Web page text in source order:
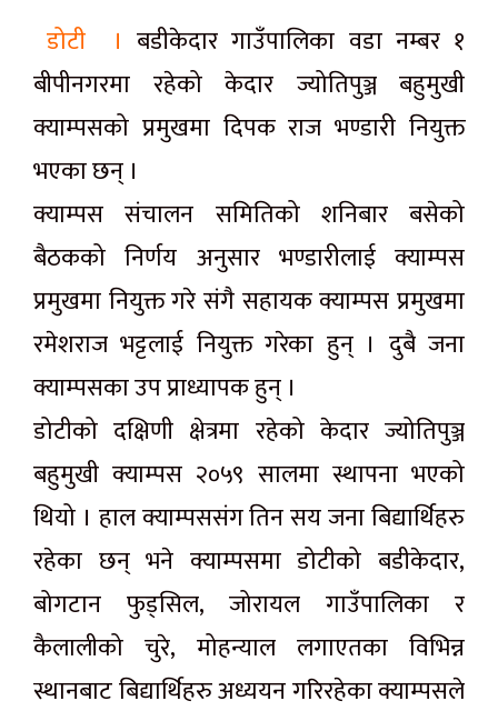
डोटी । बडीकेदार गाउँपालिका वडा नम्बर १
बीपीनगरमा रहेको केदार ज्योतिपुञ्ज बहुमुखी
क्याम्पसको प्रमुखमा दिपक राज भण्डारी नियुक्त
भएका छन् ।
क्याम्पस संचालन समितिको शनिबार बसेको
बैठकको निर्णय अनुसार भण्डारीलाई क्याम्पस
प्रमुखमा नियुक्त गरे संगै सहायक क्याम्पस प्रमुखमा
रमेशराज भट्टलाई नियुक्त गरेका हुन् । दुबै जना
क्याम्पसका उप प्राध्यापक हुन् ।
डोटीको दक्षिणी क्षेत्रमा रहेको केदार ज्योतिपुञ्ज
बहुमुखी क्याम्पस २०५९ सालमा स्थापना भएको
थियो । हाल क्याम्पससंग तिन सय जना बिद्यार्थिहरु
रहेका छन् भने क्याम्पसमा डोटीको बडीकेदार,
बोगटान फुड्सिल, जोरायल गाउँपालिका र
कैलालीको चुरे, मोहन्याल लगाएतका विभिन्न
स्थानबाट बिद्यार्थिहरु अध्ययन गरिरहेका क्याम्पसले